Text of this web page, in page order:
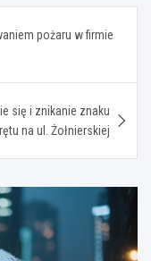
pożaru w firmie
się i znikanie znaku
na ul. Żołnierskiej